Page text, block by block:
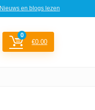
Nieuws en blogs lezen
0
€0.00